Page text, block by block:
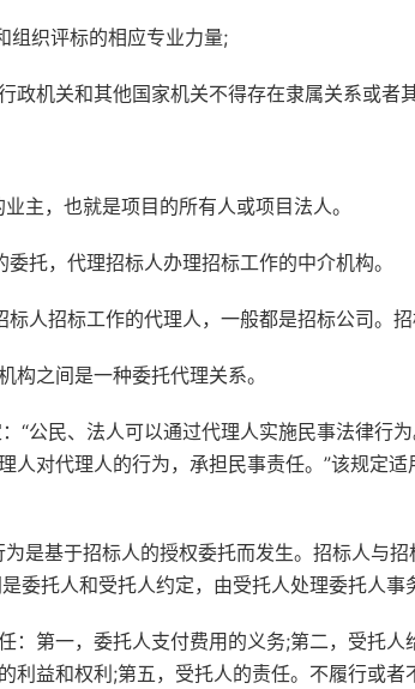
织评标的相应专业力量;
机关和其他国家机关不得存在隶属关系或者其
，也就是项目的所有人或项目法人。
，代理招标人办理招标工作的中介机构。
招标工作的代理人，一般都是招标公司。招
之间是一种委托代理关系。
民、法人可以通过代理人实施民事法律行为
人对代理人的行为，承担民事责任。”该规定
基于招标人的授权委托而发生。招标人与招
委托人和受托人约定，由受托人处理委托人事
第一，委托人支付费用的义务;第二，受托人
利益和权利;第五，受托人的责任。不履行或